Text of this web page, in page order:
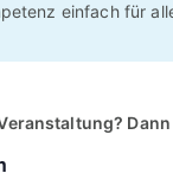
einfach für